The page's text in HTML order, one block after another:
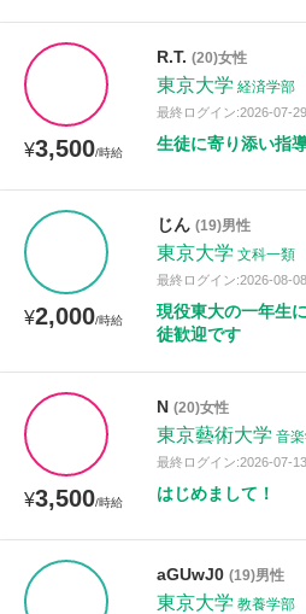
¥3,500/時給
R.T. (20)女性
東京大学 経済学部
最終ログイン:2026-07-29
生徒に寄り添い指
¥2,000/時給
じん (19)男性
東京大学 文科一類
最終ログイン:2026-08-08
現役東大の一年生
徒歓迎です
¥3,500/時給
N (20)女性
東京藝術大学 音
最終ログイン:2026-07-13
はじめまして！
aGUwJ0 (19)男性
東京大学 教養学部